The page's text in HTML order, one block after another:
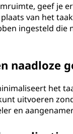
geef je
van het
ingesteld die
naadloze
het
uitvoeren
en